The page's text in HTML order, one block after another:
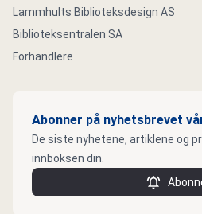
Lammhults Biblioteksdesign AS
Biblioteksentralen SA
Forhandlere
Abonner på nyhetsbrevet
De siste nyhetene, artiklene og
innboksen din.